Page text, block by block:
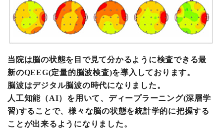
当院は脳の状態を目で見て分かるように検査できる最
新のQEEG(定量的脳波検査)を導入しております。
脳波はデジタル脳波の時代になりました。
人工知能（AI）を用いて、ディープラーニング(深層学
習)することで、様々な脳の状態を統計学的に把握する
ことが出来るようになりました。